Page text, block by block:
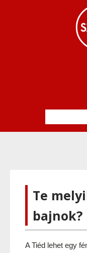
Te
bajnok?
A Tiéd lehet egy